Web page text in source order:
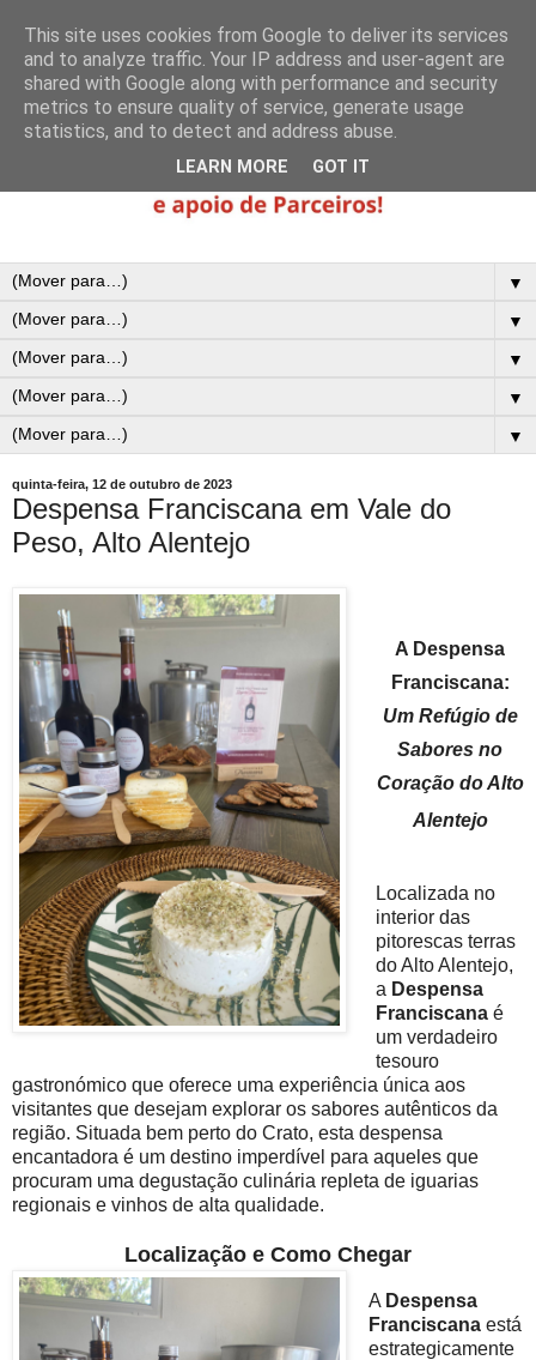
▼
▼
▼
▼
▼
quinta-feira, 12 de outubro de 2023
Despensa Franciscana em Vale do
Peso, Alto Alentejo
A Despensa
Franciscana:
Um Refúgio de
Sabores no
Coração do Alto
Alentejo
Localizada no
interior das
pitorescas terras
do Alto Alentejo,
a Despensa
Franciscana é
um verdadeiro
tesouro
gastronómico que oferece uma experiência única aos
visitantes que desejam explorar os sabores autênticos da
região. Situada bem perto do Crato, esta despensa
encantadora é um destino imperdível para aqueles que
procuram uma degustação culinária repleta de iguarias
regionais e vinhos de alta qualidade.
Localização e Como Chegar
A Despensa
Franciscana está
estrategicamente
This site uses cookies from Google to deliver its services
and to analyze traffic. Your IP address and user-agent are
shared with Google along with performance and security
metrics to ensure quality of service, generate usage
statistics, and to detect and address abuse.
LEARN MORE GOT IT